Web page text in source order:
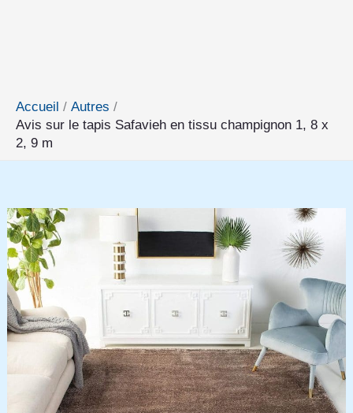
Accueil
Autres
Avis sur le tapis Safavieh en tissu champignon 1, 8 x
2, 9 m